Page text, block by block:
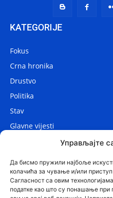
Управљајте
Да бисмо пружили најбоље
колачића за чување и/или
Сагласност са овим
податке као што су понашање
KATEGORIJE
Fokus
Crna hronika
Drustvo
Politika
Stav
Glavne vijesti